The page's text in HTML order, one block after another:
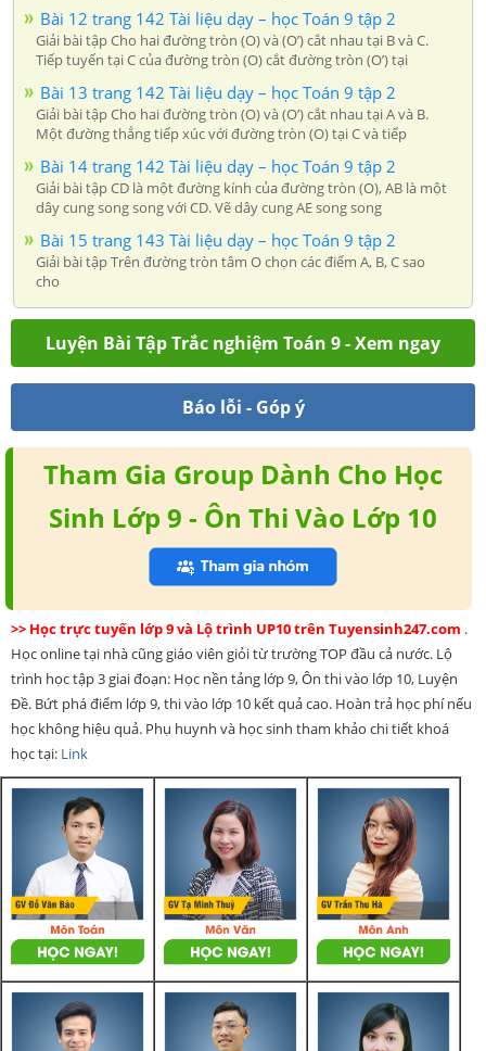
Bài 12 trang 142 Tài liệu dạy – học Toán 9 tập 2
Giải bài tập Cho hai đường tròn (O) và (O’) cắt nhau tại B và C.
Tiếp tuyến tại C của đường tròn (O) cắt đường tròn (O’) tại
Bài 13 trang 142 Tài liệu dạy – học Toán 9 tập 2
Giải bài tập Cho hai đường tròn (O) và (O’) cắt nhau tại A và B.
Một đường thẳng tiếp xúc với đường tròn (O) tại C và tiếp
Bài 14 trang 142 Tài liệu dạy – học Toán 9 tập 2
Giải bài tập CD là một đường kính của đường tròn (O), AB là một
dây cung song song với CD. Vẽ dây cung AE song song
Bài 15 trang 143 Tài liệu dạy – học Toán 9 tập 2
Giải bài tập Trên đường tròn tâm O chọn các điểm A, B, C sao
cho
Luyện Bài Tập Trắc nghiệm Toán 9 - Xem ngay
Báo lỗi - Góp ý
Tham Gia Group Dành Cho Học
Sinh Lớp 9 - Ôn Thi Vào Lớp 10
>> Học trực tuyến lớp 9 và Lộ trình UP10 trên Tuyensinh247.com .
Học online tại nhà cũng giáo viên giỏi từ trường TOP đầu cả nước. Lộ
trình học tập 3 giai đoạn: Học nền tảng lớp 9, Ôn thi vào lớp 10, Luyện
Đề. Bứt phá điểm lớp 9, thi vào lớp 10 kết quả cao. Hoàn trả học phí nếu
học không hiệu quả. Phụ huynh và học sinh tham khảo chi tiết khoá
học tại: Link